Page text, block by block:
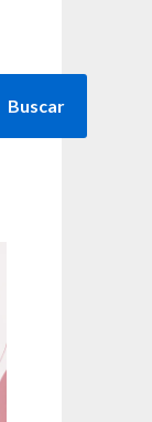
Buscar